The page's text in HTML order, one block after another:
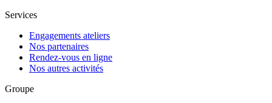
Services
Engagements ateliers
Nos partenaires
Rendez-vous en ligne
Nos autres activités
Groupe